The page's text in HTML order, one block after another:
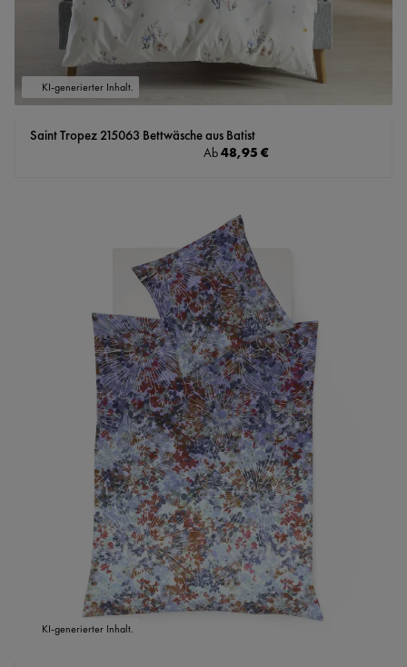
KI-generierter Inhalt.
Saint Tropez 215063 Bettwäsche aus Batist
Regulärer Preis:
Ab48,95 €
KI-generierter Inhalt.